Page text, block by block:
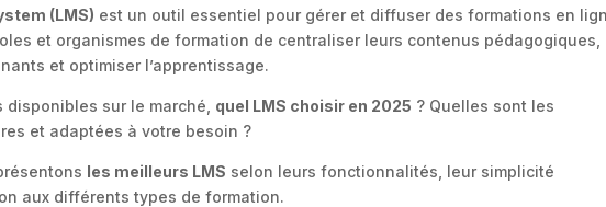
(LMS) est un outil essentiel pour gérer et diffuser des formations en
et organismes de formation de centraliser leurs contenus pédagogiques,
et optimiser l’apprentissage.
disponibles sur le marché, quel LMS choisir en 2025 ? Quelles sont les
et adaptées à votre besoin ?
les meilleurs LMS selon leurs fonctionnalités, leur simplicité
aux différents types de formation.